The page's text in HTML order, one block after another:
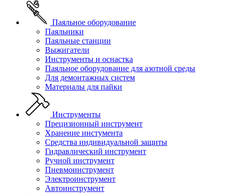
Паяльное оборудование
Паяльники
Паяльные станции
Выжигатели
Инструменты и оснастка
Паяльное оборудование для азотной среды
Для демонтажных систем
Материалы для пайки
Инструменты
Прецизионный инструмент
Хранение инстумента
Средства индивидуальной защиты
Гидравлический инструмент
Ручной инструмент
Пневмоинструмент
Электроинструмент
Автоинструмент